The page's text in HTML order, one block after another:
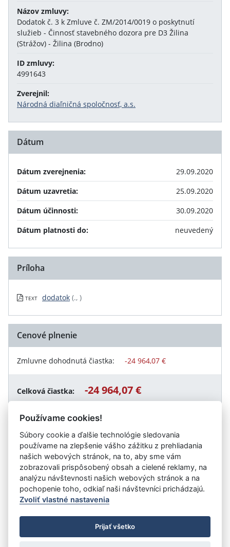
Názov zmluvy:
Dodatok č. 3 k Zmluve č. ZM/2014/0019 o poskytnutí
služieb - Činnosť stavebného dozora pre D3 Žilina
(Strážov) - Žilina (Brodno)
ID zmluvy:
4991643
Zverejnil:
Národná diaľničná spoločnosť, a.s.
Dátum
Dátum zverejnenia:
29.09.2020
Dátum uzavretia:
25.09.2020
Dátum účinnosti:
30.09.2020
Dátum platnosti do:
neuvedený
Príloha
TEXT dodatok (., )
Cenové plnenie
Zmluvne dohodnutá čiastka: -24 964,07 €
Celková čiastka: -24 964,07 €
Návrat späť
Vystavil:Národná diaľničná spoločnosť, a.s.
Úrad vlády SR
- Všetky práva vyhradené
Prehlásenie o prístupnosti
Zmluvy do 31.12.2010
Nastavenia cookies
Používame cookies!
Súbory cookie a ďalšie technológie sledovania
používame na zlepšenie vášho zážitku z prehliadania
našich webových stránok, na to, aby sme vám
zobrazovali prispôsobený obsah a cielené reklamy, na
analýzu návštevnosti našich webových stránok a na
pochopenie toho, odkiaľ naši návštevníci prichádzajú.
Zvoliť vlastné nastavenia
Prijať všetko